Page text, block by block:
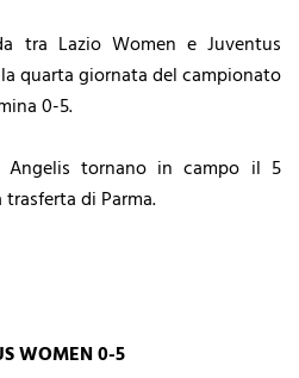
tra Lazio Women e Juventus
quarta giornata del campionato
0-5.
Angelis tornano in campo il 5
di Parma.
WOMEN 0-5